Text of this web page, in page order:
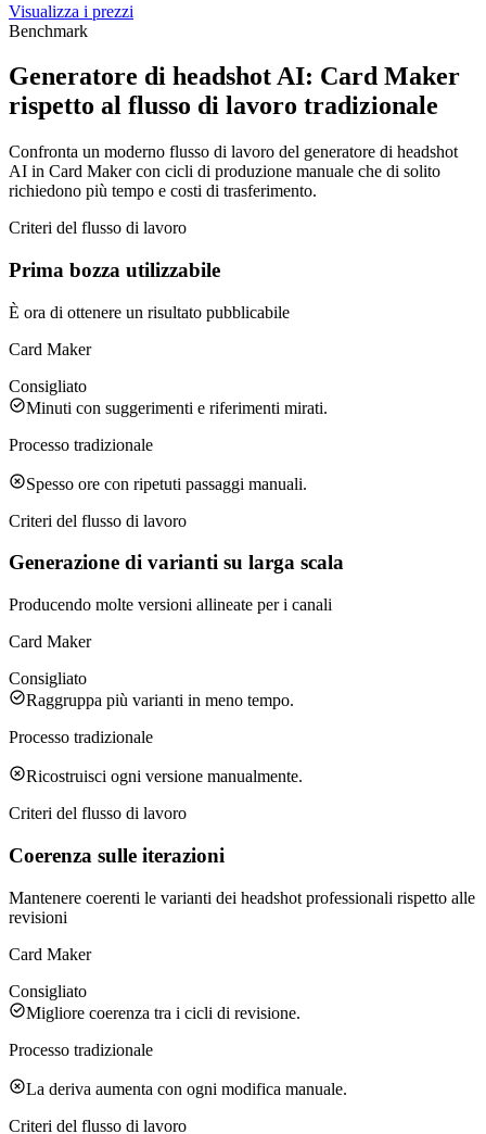
Visualizza i prezzi
Benchmark
Generatore di headshot AI: Card Maker
rispetto al flusso di lavoro tradizionale
Confronta un moderno flusso di lavoro del generatore di headshot
AI in Card Maker con cicli di produzione manuale che di solito
richiedono più tempo e costi di trasferimento.
Criteri del flusso di lavoro
Prima bozza utilizzabile
È ora di ottenere un risultato pubblicabile
Card Maker
Consigliato
Minuti con suggerimenti e riferimenti mirati.
Processo tradizionale
Spesso ore con ripetuti passaggi manuali.
Criteri del flusso di lavoro
Generazione di varianti su larga scala
Producendo molte versioni allineate per i canali
Card Maker
Consigliato
Raggruppa più varianti in meno tempo.
Processo tradizionale
Ricostruisci ogni versione manualmente.
Criteri del flusso di lavoro
Coerenza sulle iterazioni
Mantenere coerenti le varianti dei headshot professionali rispetto alle
revisioni
Card Maker
Consigliato
Migliore coerenza tra i cicli di revisione.
Processo tradizionale
La deriva aumenta con ogni modifica manuale.
Criteri del flusso di lavoro